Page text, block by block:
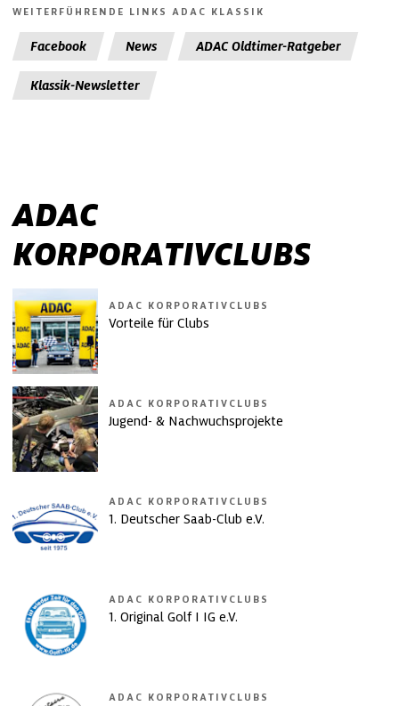
WEITERFÜHRENDE LINKS ADAC KLASSIK
Facebook News ADAC Oldtimer-Ratgeber
Klassik-Newsletter
ADAC
KORPORATIVCLUBS
ADAC KORPORATIVCLUBS
Vorteile für Clubs
ADAC KORPORATIVCLUBS
Jugend- & Nachwuchsprojekte
ADAC KORPORATIVCLUBS
1. Deutscher Saab-Club e.V.
ADAC KORPORATIVCLUBS
1. Original Golf I IG e.V.
ADAC KORPORATIVCLUBS